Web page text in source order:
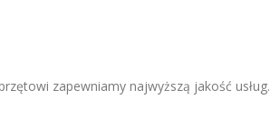
zapewniamy najwyższą jakość usług.